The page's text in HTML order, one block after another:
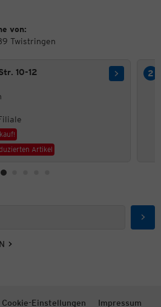
von:
Twistringen
10-12
Artikel
Cookie-Einstellungen Impressum